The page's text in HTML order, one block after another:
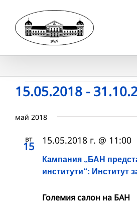
content
Събития
15.05.2018 -
date.
май 2018
вт
15
Кампания „БАН
институти“: Институт
15.05.2018 г. @ 11:00
Големия салон на БАН